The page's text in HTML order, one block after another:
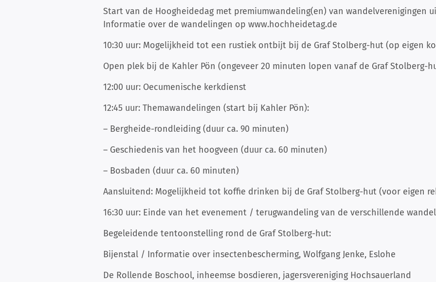
Start van de Hoogheidedag met premiumwandeling(en) van wandelverenigingen
Informatie over de wandelingen op www.hochheidetag.de
10:30 uur: Mogelijkheid tot een rustiek ontbijt bij de Graf Stolberg-hut (op eigen
Open plek bij de Kahler Pön (ongeveer 20 minuten lopen vanaf de Graf Stolberg-
12:00 uur: Oecumenische kerkdienst
12:45 uur: Themawandelingen (start bij Kahler Pön):
– Bergheide-rondleiding (duur ca. 90 minuten)
– Geschiedenis van het hoogveen (duur ca. 60 minuten)
– Bosbaden (duur ca. 60 minuten)
Aansluitend: Mogelijkheid tot koffie drinken bij de Graf Stolberg-hut (voor eigen
16:30 uur: Einde van het evenement / terugwandeling van de verschillende
Begeleidende tentoonstelling rond de Graf Stolberg-hut:
Bijenstal / Informatie over insectenbescherming, Wolfgang Jenke, Eslohe
De Rollende Boschool, inheemse bosdieren, jagersvereniging Hochsauerland